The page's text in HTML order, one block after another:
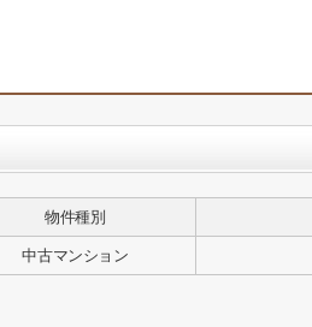
物件種別
中古マンション